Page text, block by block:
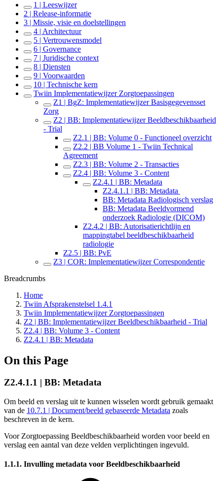
1 | Leeswijzer
2 | Release-informatie
3 | Missie, visie en doelstellingen
4 | Architectuur
5 | Vertrouwensmodel
6 | Governance
7 | Juridische context
8 | Diensten
9 | Voorwaarden
10 | Technische kern
Twiin Implementatiewijzer Zorgtoepassingen
Z1 | BgZ: Implementatiewijzer Basisgegevensset
Zorg
Z2 | BB: Implementatiewijzer Beeldbeschikbaarheid
- Trial
Z2.1 | BB: Volume 0 - Functioneel overzicht
Z2.2 | BB Volume 1 - Twiin Technical
Agreement
Z2.3 | BB: Volume 2 - Transacties
Z2.4 | BB: Volume 3 - Content
Z2.4.1 | BB: Metadata
Z2.4.1.1 | BB: Metadata
BB: Metadata Radiologisch verslag
BB: Metadata Beeldvormend
onderzoek Radiologie (DICOM)
Z2.4.2 | BB: Autorisatierichtlijn en
mappingtabel beeldbeschikbaarheid
radiologie
Z2.5 | BB: PvE
Z3 | COR: Implementatiewijzer Correspondentie
Breadcrumbs
Home
Twiin Afsprakenstelsel 1.4.1
Twiin Implementatiewijzer Zorgtoepassingen
Z2 | BB: Implementatiewijzer Beeldbeschikbaarheid - Trial
Z2.4 | BB: Volume 3 - Content
Z2.4.1 | BB: Metadata
On this Page
Z2.4.1.1 | BB: Metadata
Om beeld en verslag uit te kunnen wisselen wordt gebruik gemaakt
van de 10.7.1 | Document/beeld gebaseerde Metadata zoals
beschreven in de kern.
Voor Zorgtoepassing Beeldbeschikbaarheid worden voor beeld en
verslag een aantal van deze velden verplichtingen ingevuld.
1.1.1. Invulling metadata voor Beeldbeschikbaarheid